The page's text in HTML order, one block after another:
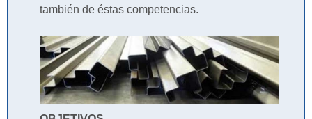
también de éstas competencias.